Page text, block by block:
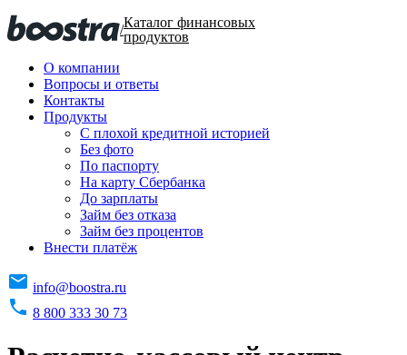
/Каталог финансовых
продуктов
О компании
Вопросы и ответы
Контакты
Продукты
C плохой кредитной историей
Без фото
По паспорту
На карту Сбербанка
До зарплаты
Займ без отказа
Займ без процентов
Внести платёж
info@boostra.ru
8 800 333 30 73